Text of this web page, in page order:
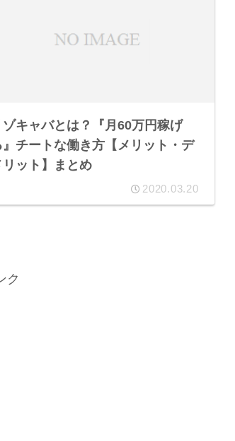
ゾキャバとは？『月60万円稼げ
』チートな働き方【メリット・デ
リット】まとめ
2020.03.20
ク